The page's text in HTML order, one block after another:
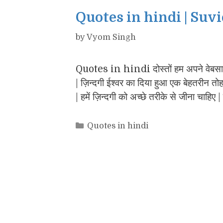
Quotes in hindi |
byVyom Singh
Quotes in hindi दोस्तों हम अपने
| ज़िन्दगी ईश्वर का दिया हुआ एक बेहतरीन
| हमें ज़िन्दगी को अच्छे तरीके से जीना
Categories
Quotes in hindi